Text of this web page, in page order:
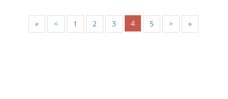
« < 1 2 3 4 5 > »